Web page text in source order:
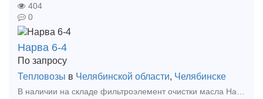
404
0
Нарва 6-4
По запросу
Тепловозы в Челябинской области, Челябинске
В наличии на складе фильтроэлемент очистки масла Нарва 6-4. А также большой выбор жд запчастей в наличии и под заказ. Тип предложения: предлагаю продукцию, услугу